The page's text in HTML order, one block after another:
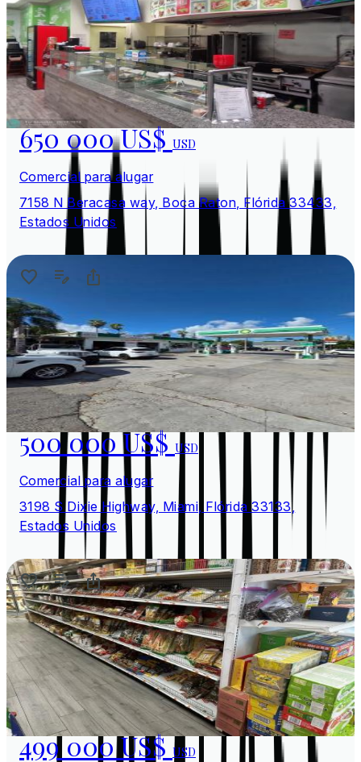
650 000 US$USD
Comercial para alugar
7158 N Beracasa way, Boca Raton, Flórida 33433,
Estados Unidos
500 000 US$USD
Comercial para alugar
3198 S Dixie Highway, Miami, Flórida 33133,
Estados Unidos
499 000 US$USD